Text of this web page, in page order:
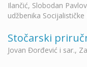
Ilančić, Slobodan
udžbenika
Stočarski
Jovan Đorđević i sar.,